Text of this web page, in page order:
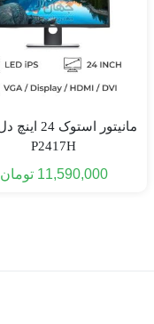
P2417H
11,590,000 تومان